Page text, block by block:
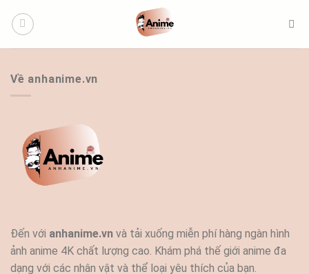
qua
Về anhanime.vn
Đến với anhanime.vn và tải xuống miễn phí hàng ngàn hình
ảnh anime 4K chất lượng cao. Khám phá thế giới anime đa
dạng với các nhân vật và thể loại yêu thích của bạn.